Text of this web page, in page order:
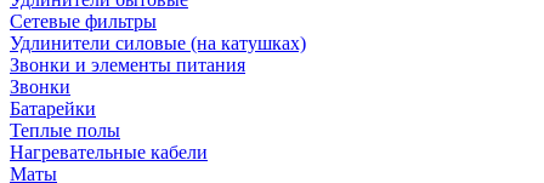
Сетевые фильтры
Удлинители силовые (на катушках)
Звонки и элементы питания
Звонки
Батарейки
Теплые полы
Нагревательные кабели
Маты